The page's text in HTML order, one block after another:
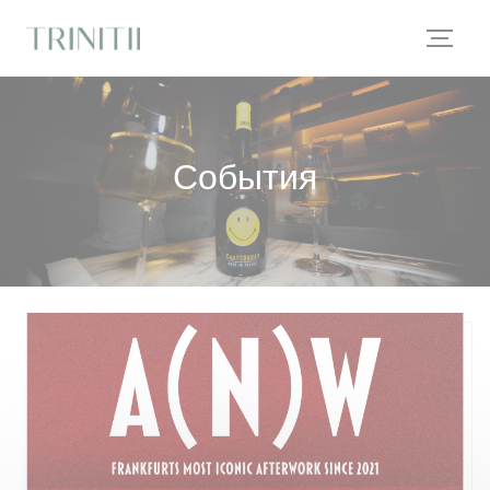
События